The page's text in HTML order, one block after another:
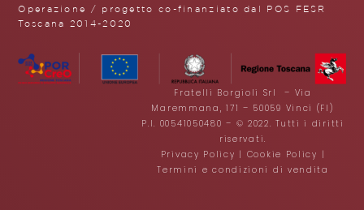
Operazione / progetto co-finanziato dal POS FESR
Toscana 2014-2020
Fratelli Borgioli Srl – Via
Maremmana, 171 – 50059 Vinci (FI)
P.I. 00541050480 – © 2022. Tutti i diritti
riservati.
Privacy Policy | Cookie Policy |
Termini e condizioni di vendita